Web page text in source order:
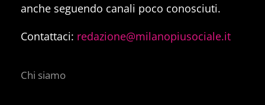
anche seguendo canali poco conosciuti.
Contattaci: redazione@milanopiusociale.it
Chi siamo